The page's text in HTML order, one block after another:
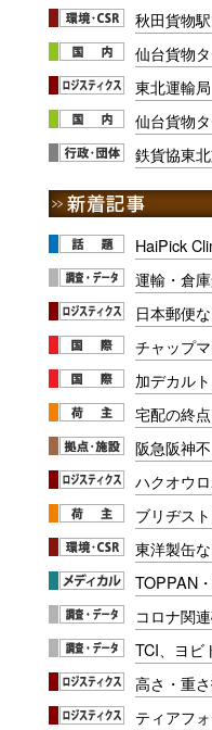
秋田貨物
仙台貨物
東北運輸
仙台貨物
鉄貨協東
HaiPick
運輸・倉
日本郵便
チャップ
加デカル
宅配の終
阪急阪神
ハクオウ
ブリヂス
東洋製缶
TOPPAN
コロナ関
TCI、ヨビ
高さ・重
ティアフ